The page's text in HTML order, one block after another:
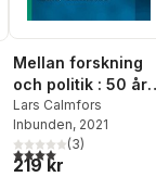
Mellan forskning
och politik : 50 år
av samhällsdebatt
Lars Calmfors
Inbunden, 2021
4,0utav 5 stjärnor.
(3)
219 kr